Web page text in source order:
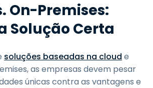
On-Premises:
Solução Certa
soluções baseadas na cloud e
as empresas devem pesar
únicas contra as vantagens e